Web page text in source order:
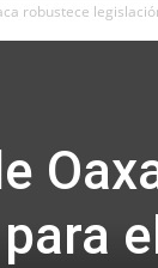
robustece